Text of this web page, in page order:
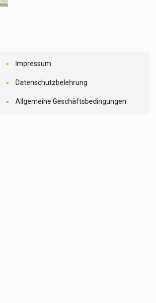
Impressum
Datenschutzbelehrung
Allgemeine Geschäftsbedingungen